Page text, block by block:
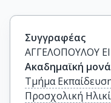
Συγγραφέας
ΑΓΓΕΛΟΠΟΥΛΟΥ
Ακαδημαϊκή
Τμήμα
Προσχολική